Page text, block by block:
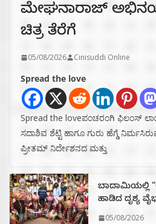
ಮೇಘನಾರಾಜ್
ಚಿತ್ರ ತೆರೆಗೆ
05/08/2026 Cinisuddi Online
Spread the love
Spread the loveಪಂಚರಂಗಿ ಫಿಲಂಸ್
ಸದಾಶಿವ ಶೆಟ್ಟಿ ಹಾಗೂ ಗುರು ಹೆಗ್ಡೆ
ಪ್ರೀತಮ್ ನಿರ್ದೇಶನದ ಮತ್ತು
ಬಾದಾಮಿಯಲ್ಲಿ
ಹಾಡಿದ ದೃಶ್ಯ
05/08/2026